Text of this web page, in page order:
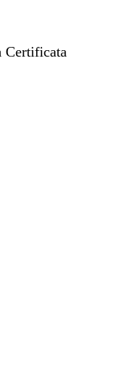
Certificata